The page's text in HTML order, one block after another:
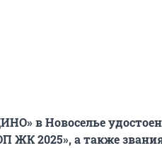
в Новоселье
ЖК 2025», а также